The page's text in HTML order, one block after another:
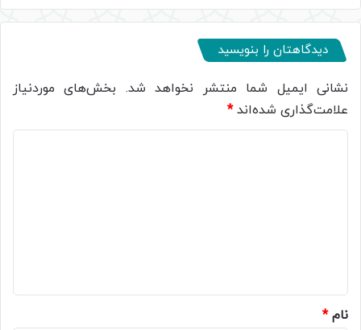
دیدگاهتان را بنویسید
نشانی ایمیل شما منتشر نخواهد شد. بخش‌های موردنیاز
علامت‌گذاری شده‌اند*
نام*